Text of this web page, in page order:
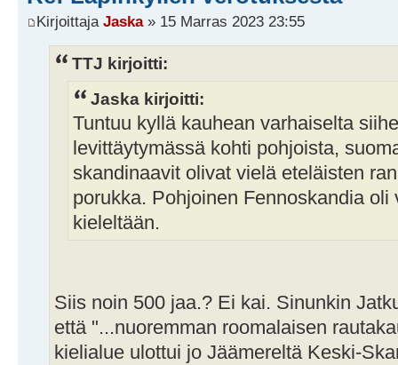
Kirjoittaja Jaska» 15 Marras 2023 23:55
TTJ kirjoitti:
Jaska kirjoitti:
Tuntuu kyllä kauhean varhaiselta
levittäytymässä kohti pohjoista,
skandinaavit olivat vielä eteläisten
porukka. Pohjoinen Fennoskandia
kieleltään.
Siis noin 500 jaa.? Ei kai. Sinunkin
että "...nuoremman roomalaisen
kielialue ulottui jo Jäämereltä Keski-